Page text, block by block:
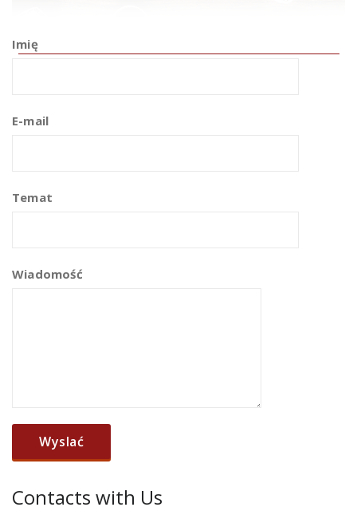
Imię
E-mail
Temat
Wiadomość
Contacts with Us